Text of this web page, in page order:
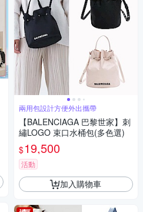
兩用包設計方便外出攜帶
【BALENCIAGA 巴黎世家】刺
繡LOGO 束口水桶包(多色選)
$19,500
活動
加入購物車